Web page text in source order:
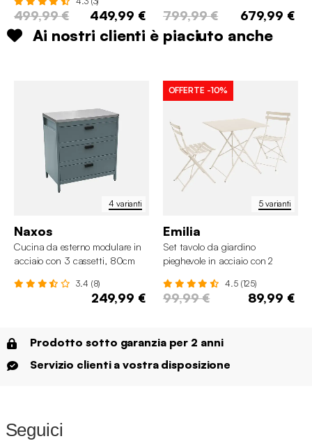
499,99 € 449,99 € 799,99 € 679,99 €
Ai nostri clienti è piaciuto anche
4 varianti
Naxos
Cucina da esterno modulare in
acciaio con 3 cassetti, 80cm
3.4 (8)
249,99 €
5 varianti
OFFERTE -10%
Emilia
Set tavolo da giardino
pieghevole in acciaio con 2
4.5 (125)
99,99 € 89,99 €
Prodotto sotto garanzia per 2 anni
Servizio clienti a vostra disposizione
Seguici